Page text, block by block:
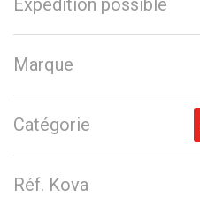
Expédition possible
Marque
Catégorie
Réf. Kova